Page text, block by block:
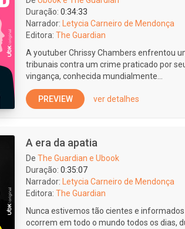
Duração: 0:34:33
Narrador:
Letycia Carneiro de Mendonça
Editora: The Guardian
A youtuber Chrissy Chambers enfrentou
tribunais contra um crime praticado por
vingança, conhecida mundialmente...
PREVIEW ver detalhes
A era da apatia
De The Guardian e Ubook
Duração: 0:35:07
Narrador:
Letycia Carneiro de Mendonça
Editora: The Guardian
Nunca estivemos tão cientes e
ocorrem em todo o mundo todos os dias,